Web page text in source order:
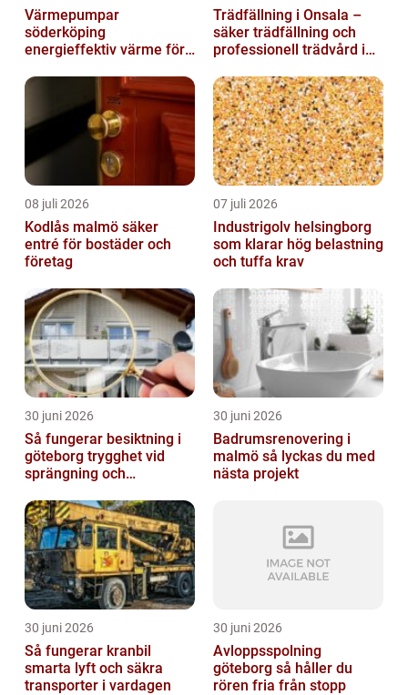
Värmepumpar
söderköping
energieffektiv värme för
Trädfällning i Onsala –
säker trädfällning och
professionell trädvård i
08 juli 2026
Kodlås malmö säker
entré för bostäder och
företag
07 juli 2026
Industrigolv helsingborg
som klarar hög belastning
och tuffa krav
30 juni 2026
Så fungerar besiktning i
göteborg trygghet vid
sprängning och
30 juni 2026
Badrumsrenovering i
malmö så lyckas du med
nästa projekt
30 juni 2026
Så fungerar kranbil
smarta lyft och säkra
transporter i vardagen
30 juni 2026
Avloppsspolning
göteborg så håller du
rören fria från stopp